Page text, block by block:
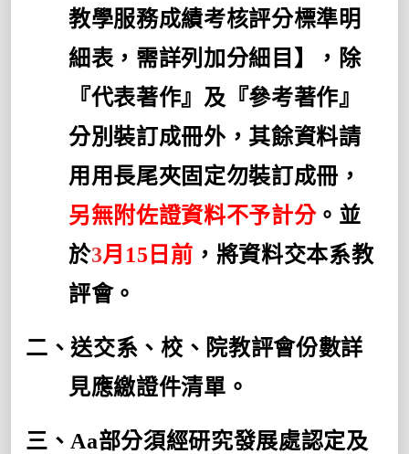
教學服務成績考核評分標準明
細表，需詳列加分細目】，除
『代表著作』及『參考著作』
分別裝訂成冊外，其餘資料請
用用長尾夾固定勿裝訂成冊，
另無附佐證資料不予計分。並
於3月 15 日前 ，將資料交本系教
評會。
二、送交系、校、院教評會份數詳
見應繳證件清單。
三、 Aa部分須經研究發展處認定及